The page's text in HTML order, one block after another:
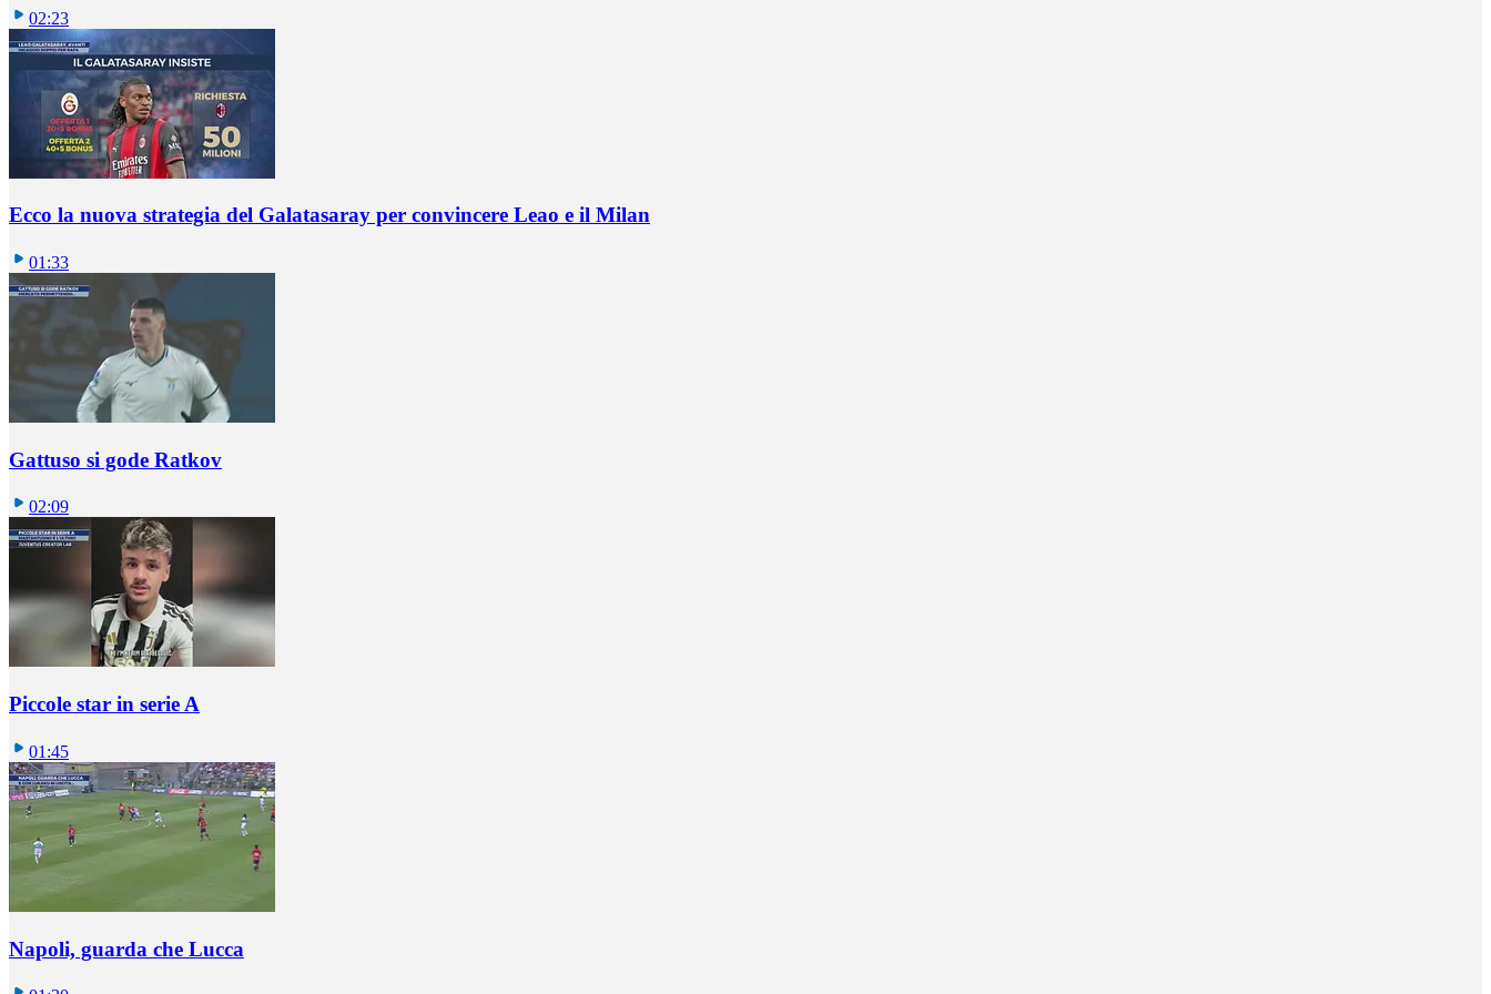
02:23
Ecco la nuova strategia del Galatasaray per convincere Leao e il Milan
01:33
Gattuso si gode Ratkov
02:09
Piccole star in serie A
01:45
Napoli, guarda che Lucca